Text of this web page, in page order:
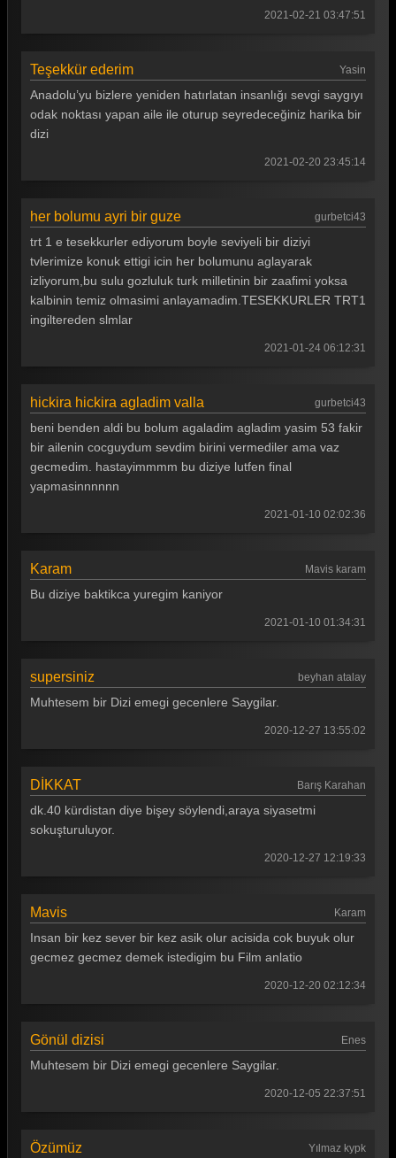
2021-02-21 03:47:51
Teşekkür ederim Yasin
Anadolu’yu bizlere yeniden hatırlatan insanlığı sevgi saygıyı
odak noktası yapan aile ile oturup seyredeceğiniz harika bir
dizi
2021-02-20 23:45:14
her bolumu ayri bir guze gurbetci43
trt 1 e tesekkurler ediyorum boyle seviyeli bir diziyi
tvlerimize konuk ettigi icin her bolumunu aglayarak
izliyorum,bu sulu gozluluk turk milletinin bir zaafimi yoksa
kalbinin temiz olmasimi anlayamadim.TESEKKURLER TRT1
ingiltereden slmlar
2021-01-24 06:12:31
hickira hickira agladim valla gurbetci43
beni benden aldi bu bolum agaladim agladim yasim 53 fakir
bir ailenin cocguydum sevdim birini vermediler ama vaz
gecmedim. hastayimmmm bu diziye lutfen final
yapmasinnnnnn
2021-01-10 02:02:36
Karam Mavis karam
Bu diziye baktikca yuregim kaniyor
2021-01-10 01:34:31
supersiniz beyhan atalay
Muhtesem bir Dizi emegi gecenlere Saygilar.
2020-12-27 13:55:02
DİKKAT Barış Karahan
dk.40 kürdistan diye bişey söylendi,araya siyasetmi
sokuşturuluyor.
2020-12-27 12:19:33
Mavis Karam
Insan bir kez sever bir kez asik olur acisida cok buyuk olur
gecmez gecmez demek istedigim bu Film anlatio
2020-12-20 02:12:34
Gönül dizisi Enes
Muhtesem bir Dizi emegi gecenlere Saygilar.
2020-12-05 22:37:51
Özümüz Yılmaz kypk